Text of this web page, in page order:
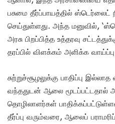
பசுமை தீர்ப்பாயத்தில் ஸ்டெர்லைட்
செய்துள்ளது. அந்த மனுவில்,
அரசு பிறப்பித்த உத்தரவு
தரப்பில் விளக்கம் அளிக்க
சுற்றுச்சூழலுக்கு பாதிப்பு
வந்ததுடன் ஆலை மூடப்பட்டதால்
தொழிலாளர்கள்
தீர்ப்பு வரும்வரை, ஆலைப்